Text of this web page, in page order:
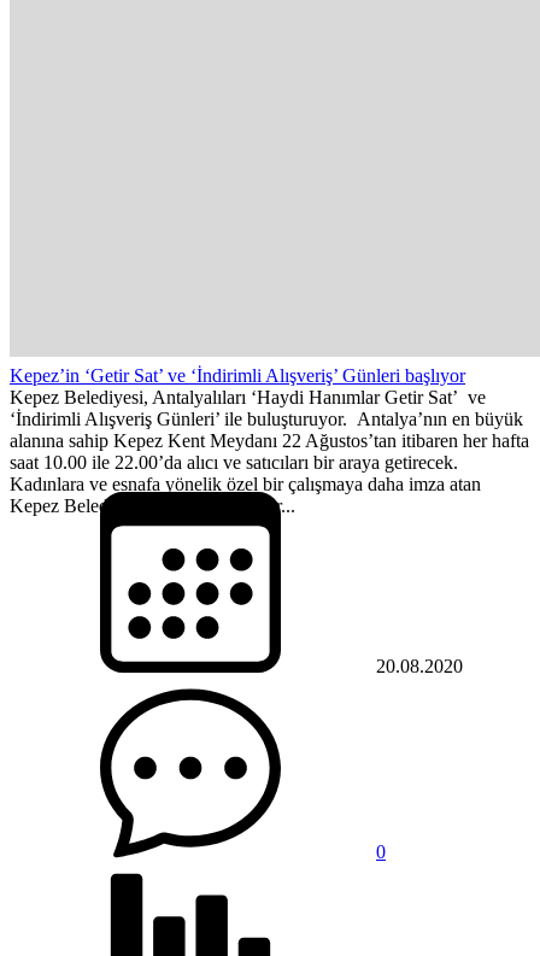
Kepez’in ‘Getir Sat’ ve ‘İndirimli Alışveriş’ Günleri başlıyor
Kepez Belediyesi, Antalyalıları ‘Haydi Hanımlar Getir Sat’ ve
‘İndirimli Alışveriş Günleri’ ile buluşturuyor. Antalya’nın en büyük
alanına sahip Kepez Kent Meydanı 22 Ağustos’tan itibaren her hafta
saat 10.00 ile 22.00’da alıcı ve satıcıları bir araya getirecek.
Kadınlara ve esnafa yönelik özel bir çalışmaya daha imza atan
Kepez Belediyesi, ‘Haydi Hanımlar...
20.08.2020
0